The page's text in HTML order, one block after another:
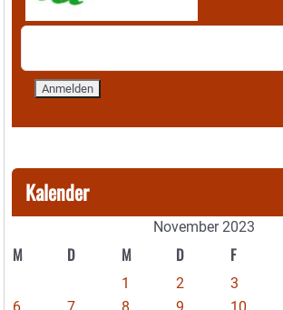
Kalender
November 2023
M D M D F
1 2 3